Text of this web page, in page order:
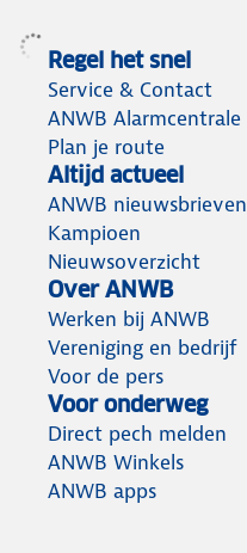
Regel het snel
Service & Contact
ANWB Alarmcentrale
Plan je route
Altijd actueel
ANWB nieuwsbrieven
Kampioen
Nieuwsoverzicht
Over ANWB
Werken bij ANWB
Vereniging en bedrijf
Voor de pers
Voor onderweg
Direct pech melden
ANWB Winkels
ANWB apps